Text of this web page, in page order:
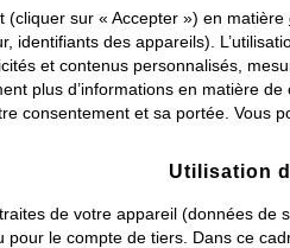
Changer de pays
sur « Accepter ») en matière
identifiants des appareils).
et contenus personnalisés,
plus d’informations en matière
consentement et sa portée.
Utilisation
de votre appareil (données
le compte de tiers. Dans ce